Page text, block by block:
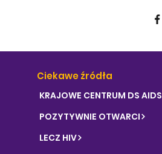
Ciekawe źródła
KRAJOWE CENTRUM DS AIDS
POZYTYWNIE OTWARCI
LECZ HIV